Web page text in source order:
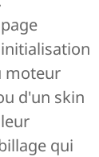
moteur
d'un skin
qui